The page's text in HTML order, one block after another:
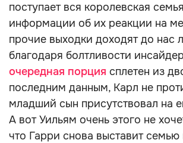
поступает вся королевская
информации об их реакции на
прочие выходки доходят до нас
благодаря болтливости
очередная порция сплетен из
последним данным, Карл не
младший сын присутствовал на
А вот Уильям очень этого не
что Гарри снова выставит